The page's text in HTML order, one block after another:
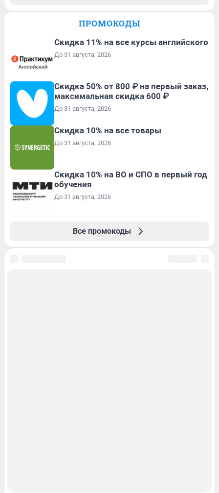
ПРОМОКОДЫ
Скидка 11% на все курсы английского
До 31 августа, 2026
Скидка 50% от 800 ₽ на первый заказ,
максимальная скидка 600 ₽
До 31 августа, 2026
Скидка 10% на все товары
До 31 августа, 2026
Скидка 10% на ВО и СПО в первый год
обучения
До 31 августа, 2026
Все промокоды